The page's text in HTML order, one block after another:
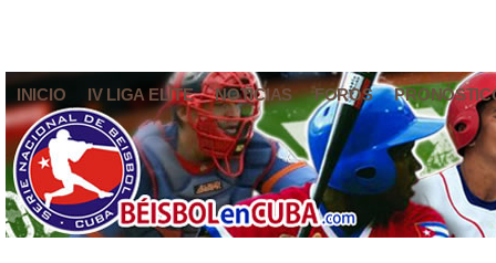
INICIO IV LIGA ELITE NOTICIAS FOROS